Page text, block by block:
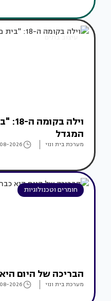
עיצוב בתים
וילה
המגדל
מערכת בית ונוי 2026
חומרים וטכנולוגיות
הבריכה של היום
מערכת בית ונוי 2026